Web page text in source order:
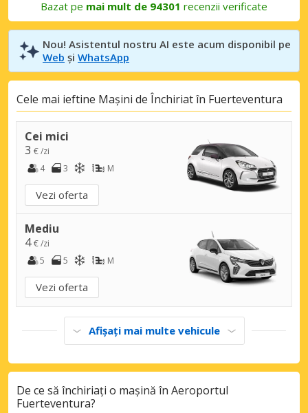
Bazat pe mai mult de 94301 recenzii verificate
Nou! Asistentul nostru AI este acum disponibil pe
Web și WhatsApp
Cele mai ieftine Mașini de Închiriat în Fuerteventura
Cei mici
3 € /zi
4
3 M
Vezi oferta
Mediu
4€ /zi
5
5 M
Vezi oferta
Afișați mai multe vehicule
De ce să închiriați o mașină în Aeroportul
Fuerteventura?